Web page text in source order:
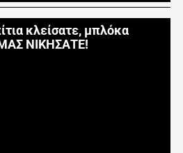
κλείσατε, μπλόκα
ΝΙΚΗΣΑΤΕ!